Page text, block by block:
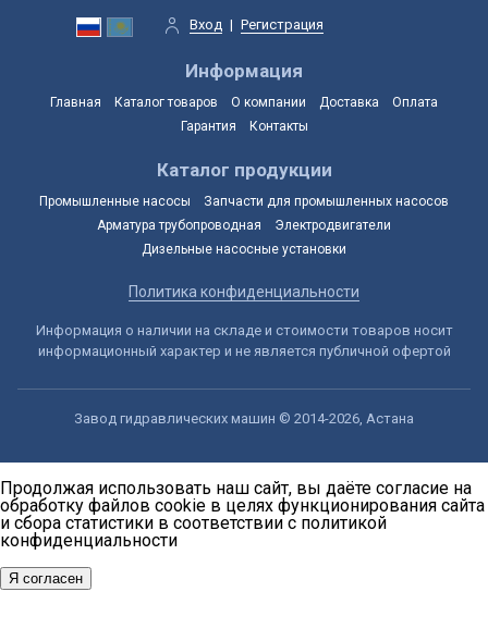
Вход | Регистрация
Информация
Главная Каталог товаров О компании Доставка
Оплата
Гарантия
Контакты
Каталог продукции
Промышленные насосы
Запчасти для промышленных насосов
Арматура трубопроводная
Электродвигатели
Дизельные насосные установки
Политика конфиденциальности
Информация о наличии на складе и стоимости товаров носит
информационный характер и не является публичной офертой
Завод гидравлических машин © 2014-2026, Астана
Продолжая использовать наш сайт, вы даёте согласие на
обработку файлов cookie в целях функционирования сайта
и сбора статистики в соответствии с политикой
конфиденциальности
Я согласен